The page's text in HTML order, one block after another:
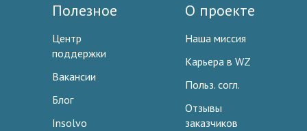
Полезное
Центр
поддержки
Вакансии
Блог
Insolvo
О проекте
Наша миссия
Карьера в WZ
Польз. согл.
Отзывы
заказчиков